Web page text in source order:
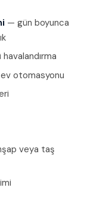
— gün boyunca
otomasyonu
veya taş